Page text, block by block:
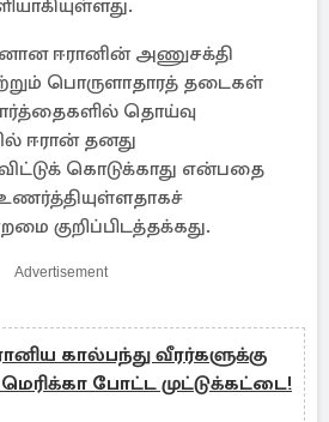
ஈரானின் அணுசக்தி
பொருளாதாரத் தடைகள்
தொய்வு
ஈரான் தனது
கொடுக்காது என்பதை
குறிப்பிடத்தக்கது.
Advertisement
கால்பந்து வீரர்களுக்கு
போட்ட முட்டுக்கட்டை!